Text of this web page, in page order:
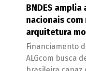
BNDES
nacionais
arquitetura
Financiamento
ALGcom busca